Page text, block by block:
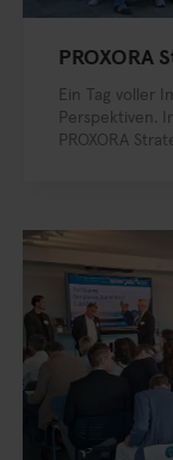
PROXORA
Ein Tag voller
Perspektiven.
PROXORA